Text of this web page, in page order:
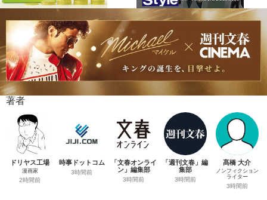
著者
ドリヤス工場
漫画家
2時間前
時事ドットコム
3時間前
「文春オンライ
ン」編集部
3時間前
「週刊文春」編
集部
3時間前
髙橋 大介
ノンフィクション
ライター
3時間前